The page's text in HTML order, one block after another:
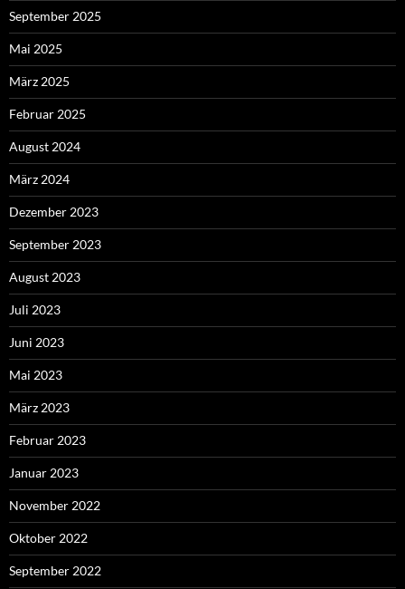
September 2025
Mai 2025
März 2025
Februar 2025
August 2024
März 2024
Dezember 2023
September 2023
August 2023
Juli 2023
Juni 2023
Mai 2023
März 2023
Februar 2023
Januar 2023
November 2022
Oktober 2022
September 2022